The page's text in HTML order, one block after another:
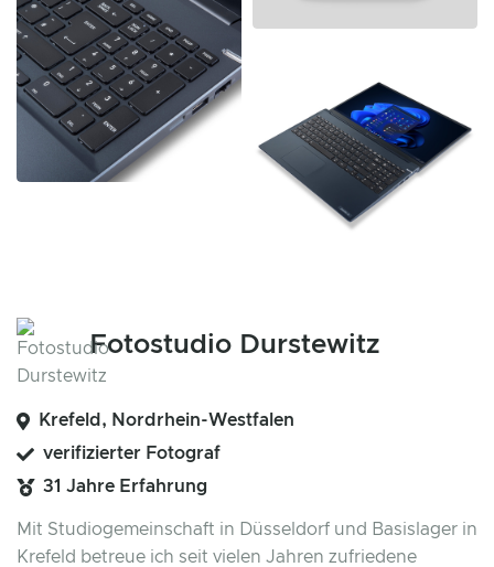
Fotostudio Durstewitz
Krefeld, Nordrhein-Westfalen
verifizierter Fotograf
31 Jahre Erfahrung
Mit Studiogemeinschaft in Düsseldorf und Basislager in
Krefeld betreue ich seit vielen Jahren zufriedene